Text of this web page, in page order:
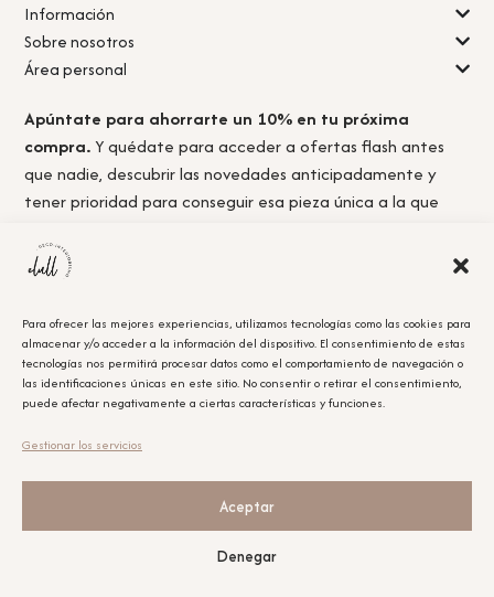
Para ofrecer las mejores experiencias, utilizamos tecnologías como las cookies para
almacenar y/o acceder a la información del dispositivo. El consentimiento de estas
tecnologías nos permitirá procesar datos como el comportamiento de navegación o
las identificaciones únicas en este sitio. No consentir o retirar el consentimiento,
puede afectar negativamente a ciertas características y funciones.
Gestionar los servicios
Aceptar
Denegar
Información
Sobre nosotros
Área personal
Apúntate para ahorrarte un 10% en tu próxima
compra.Y quédate para acceder a ofertas flash antes
que nadie, descubrir las novedades anticipadamente y
tener prioridad para conseguir esa pieza única a la que
Acepto lapolítica de privacidad.
Obtener el cupón
Leyenda Legal
Nuestras redes sociales